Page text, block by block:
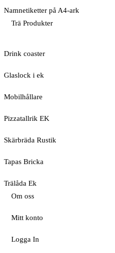
Namnetiketter på A4-ark
Trä Produkter
Drink coaster
Glaslock i ek
Mobilhållare
Pizzatallrik EK
Skärbräda Rustik
Tapas Bricka
Trälåda Ek
Om oss
Mitt konto
Logga In